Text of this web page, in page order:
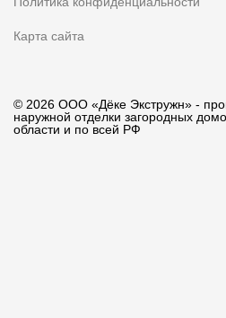
Карта сайта
© 2026 ООО «Дёке Экстружн» -
наружной отделки загородных
области и по всей РФ